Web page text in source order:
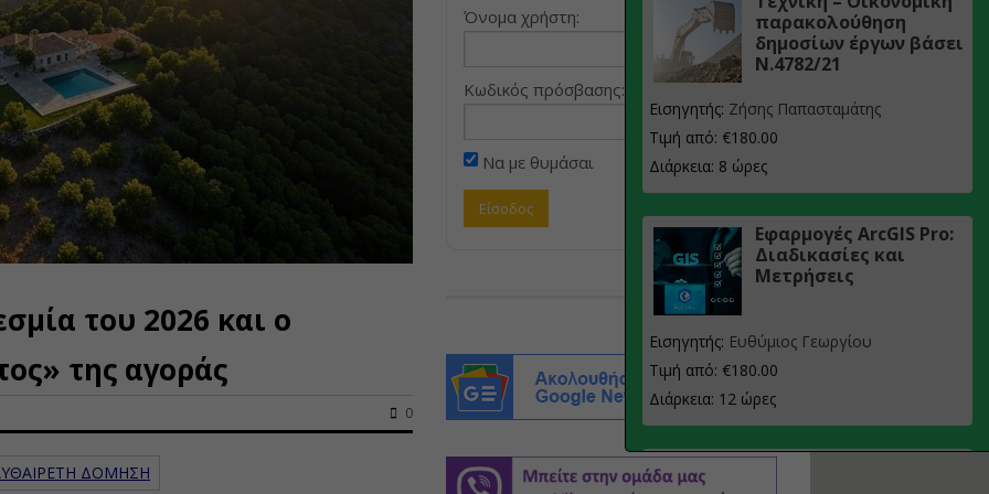
του 2026 και ο
της αγοράς
0
ΔΟΜΗΣΗ
Όνομα χρήστη:
Κωδικός πρόσβασης:
Να με θυμάσαι
παρακολούθηση
δημοσίων έργων βάσει
Ν.4782/21
Εισηγητής: Ζήσης Παπασταμάτης
Τιμή από: €180.00
Διάρκεια: 8 ώρες
Εφαρμογές ArcGIS Pro:
Διαδικασίες και
Μετρήσεις
Εισηγητής: Ευθύμιος Γεωργίου
Τιμή από: €180.00
Διάρκεια: 12 ώρες